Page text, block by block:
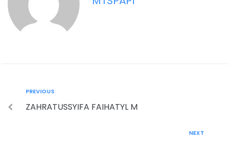
PREVIOUS
ZAHRATUSSYIFA FAIHATYL M
NEXT